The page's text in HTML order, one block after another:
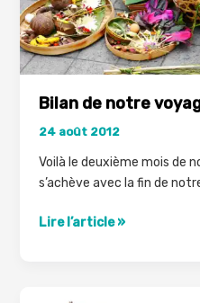
Bilan de notre
24 août 2012
Voilà le deuxième mois de
s’achève avec la fin de
Bilan
Lire l’article »